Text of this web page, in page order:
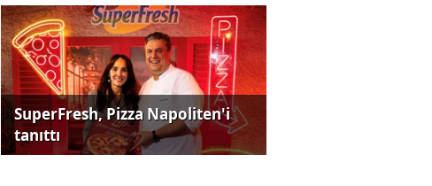
SuperFresh, Pizza Napoliten'i
tanıttı